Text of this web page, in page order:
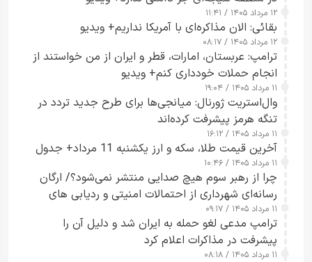
۱۲ مرداد ۱۴۰۵ / ۱۱:۴۱
بقائی: الان مذاکره‌ای با آمریکا نداریم+ ویدیو
۱۲ مرداد ۱۴۰۵ / ۰۸:۱۷
ترامپ: عربستان، امارات، قطر و ایران از من خواستند از
انجام حملات خودداری کنم+ ویدیو
۱۱ مرداد ۱۴۰۵ / ۱۹:۰۴
وال‌استریت ژورنال: میانجی‌ها برای طرح جدید تردد در
تنگه هرمز پیشرفت کرده‌اند
۱۱ مرداد ۱۴۰۵ / ۱۶:۱۲
آخرین قیمت طلا، سکه و ارز یکشنبه 11 مرداد+ جدول
۱۱ مرداد ۱۴۰۵ / ۱۰:۴۶
چرا از رهبر سوم هیچ صدایی منتشر نمی‌شود؟/ ارگان
رسانه‌ای شهرداری از احتمالات امنیتی و ردیابی های
جاسوسی گفت
۱۱ مرداد ۱۴۰۵ / ۰۹:۱۷
ترامپ مدعی لغو حمله به ایران شد و دلیل آن را
پیشرفت در مذاکرات اعلام کرد
۱۱ مرداد ۱۴۰۵ / ۰۸:۱۸